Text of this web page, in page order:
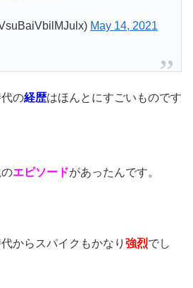
May 14, 2021
の経歴はほんとにすごいものです
エピソードがあったんです。
からスパイクもかなり 強烈でし